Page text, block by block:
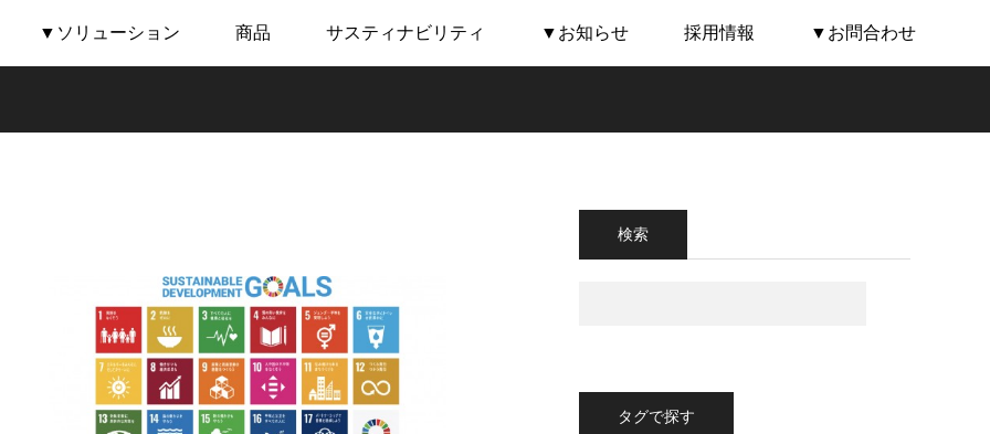
▼ソリューション 商品 サスティナビリティ ▼お知らせ 採用情報 ▼お問合わせ
検索
タグで探す